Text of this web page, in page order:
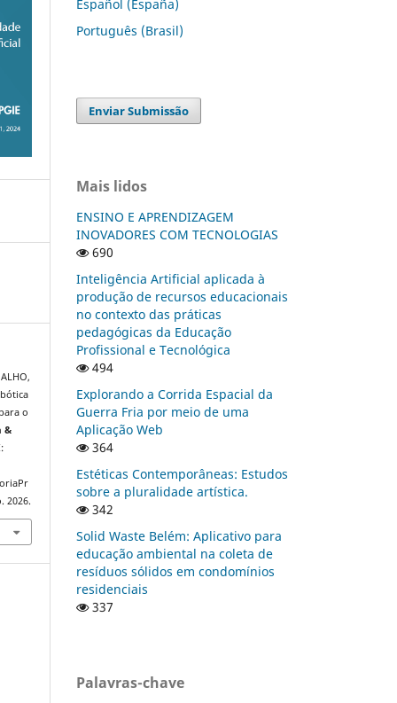
o
&
2026.
Español (España)
Português (Brasil)
Enviar Submissão
Mais lidos
ENSINO E APRENDIZAGEM
INOVADORES COM TECNOLOGIAS
690
Inteligência Artificial aplicada à
produção de recursos educacionais
no contexto das práticas
pedagógicas da Educação
Profissional e Tecnológica
494
Explorando a Corrida Espacial da
Guerra Fria por meio de uma
Aplicação Web
364
Estéticas Contemporâneas: Estudos
sobre a pluralidade artística.
342
Solid Waste Belém: Aplicativo para
educação ambiental na coleta de
resíduos sólidos em condomínios
residenciais
337
Palavras-chave